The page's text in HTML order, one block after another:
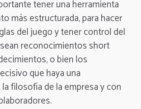
tener una herramienta
más estructurada, para hacer
del juego y tener control del
reconocimientos short
o bien los
que haya una
filosofía de la empresa y con